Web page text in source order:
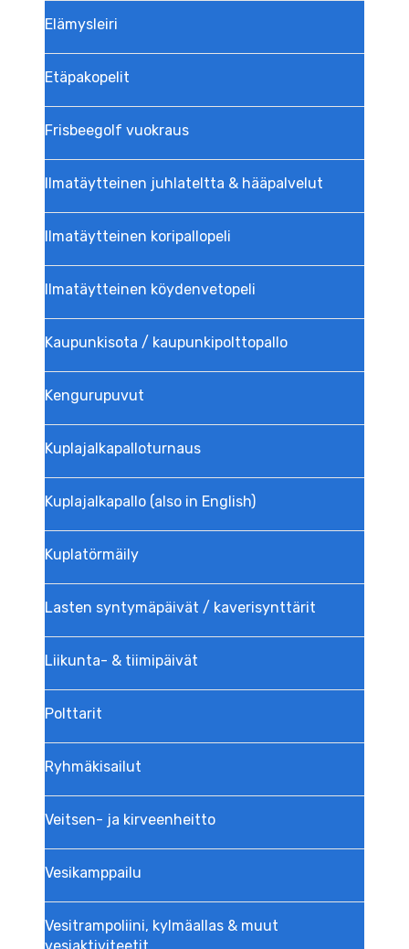
Elämysleiri
Etäpakopelit
Frisbeegolf vuokraus
Ilmatäytteinen juhlateltta & hääpalvelut
Ilmatäytteinen koripallopeli
Ilmatäytteinen köydenvetopeli
Kaupunkisota / kaupunkipolttopallo
Kengurupuvut
Kuplajalka­palloturnaus
Kuplajalkapallo (also in English)
Kuplatörmäily
Lasten syntymäpäivät / kaverisynttärit
Liikunta- & tiimipäivät
Polttarit
Ryhmäkisailut
Veitsen- ja kirveenheitto
Vesikamppailu
Vesitrampoliini, kylmäallas & muut
vesiaktiviteetit